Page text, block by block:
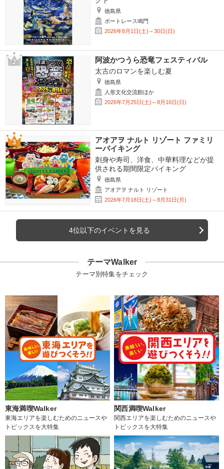
徳島県
ボートレース鳴門
2026年8月1日(土)～30日(日)
阿波かつうら恐竜フェスティバル
太古のロマンを楽しむ夏
徳島県
人形文化交流館ほか
2026年7月25日(土)～8月16日(日)
アオアヲ ナルト リゾート ファミリ
ーバイキング
刺身や寿司、洋食、中華料理などが提
供される期間限定バイキング
徳島県
アオアヲ ナルト リゾート
2026年7月18日(土)～8月31日(月)
4位以下のイベントを見る
テーマWalker
テーマ別特集をチェック
東海満喫Walker
東海エリアを楽しむためのニュースや
トピックスを大特集
関西満喫Walker
関西エリアを楽しむためのニュースや
トピックスを大特集